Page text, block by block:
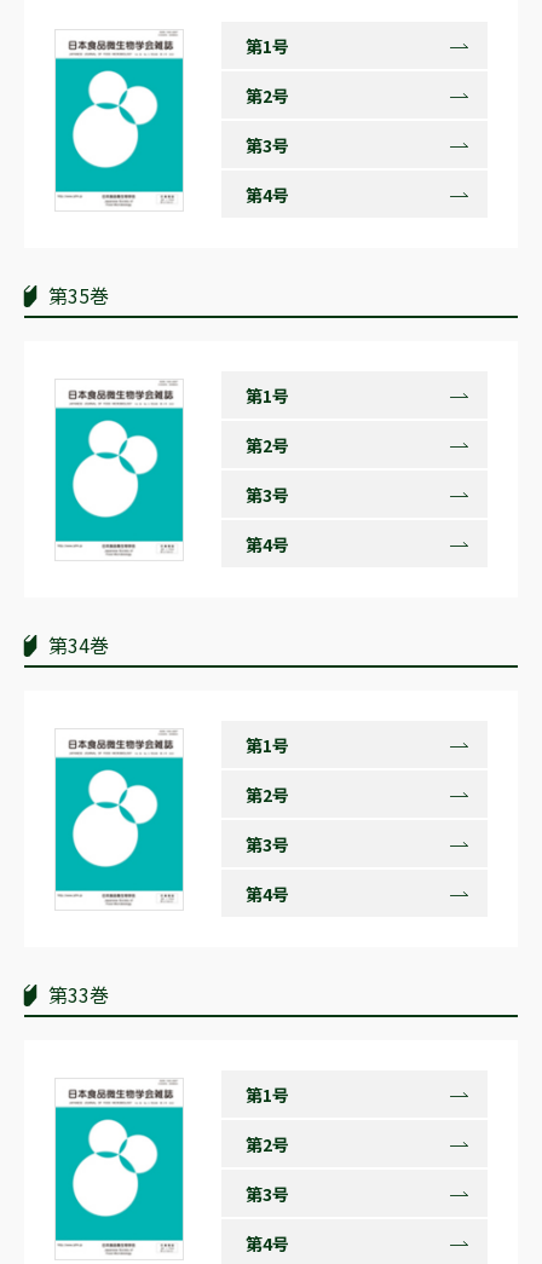
第1号
第2号
第3号
第4号
第35巻
第1号
第2号
第3号
第4号
第34巻
第1号
第2号
第3号
第4号
第33巻
第1号
第2号
第3号
第4号